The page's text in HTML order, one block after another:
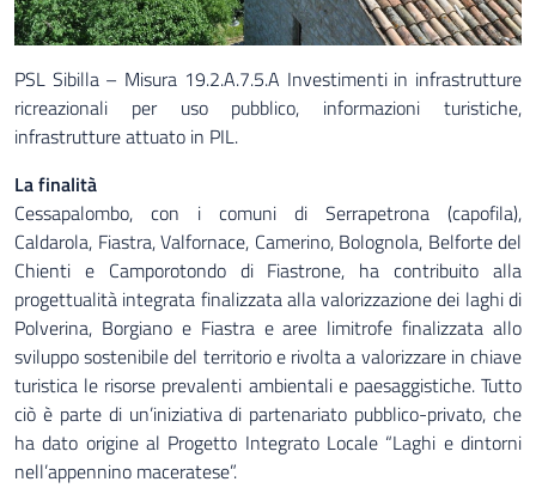
PSL Sibilla – Misura 19.2.A.7.5.A Investimenti in infrastrutture
ricreazionali per uso pubblico, informazioni turistiche,
infrastrutture attuato in PIL.
La finalità
Cessapalombo, con i comuni di Serrapetrona (capofila),
Caldarola, Fiastra, Valfornace, Camerino, Bolognola, Belforte del
Chienti e Camporotondo di Fiastrone, ha contribuito alla
progettualità integrata finalizzata alla valorizzazione dei laghi di
Polverina, Borgiano e Fiastra e aree limitrofe finalizzata allo
sviluppo sostenibile del territorio e rivolta a valorizzare in chiave
turistica le risorse prevalenti ambientali e paesaggistiche. Tutto
ciò è parte di un’iniziativa di partenariato pubblico-privato, che
ha dato origine al Progetto Integrato Locale “Laghi e dintorni
nell’appennino maceratese”.